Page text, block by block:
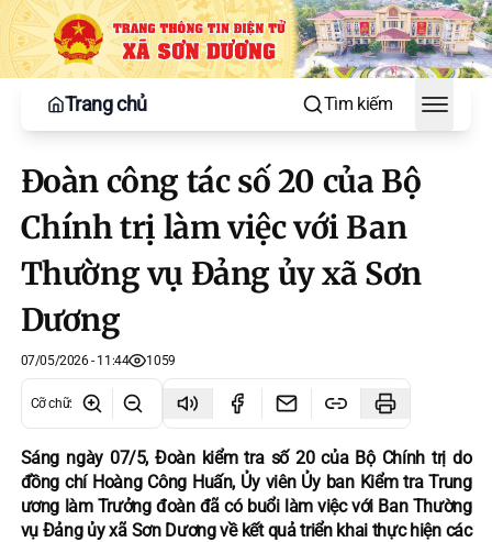
Trang chủ Tìm kiếm
Toggle
Đoàn công tác số 20 của Bộ
Chính trị làm việc với Ban
Thường vụ Đảng ủy xã Sơn
Dương
07/05/2026 - 11:44 1059
Cỡ chữ:
Sáng ngày 07/5, Đoàn kiểm tra số 20 của Bộ Chính trị do
đồng chí Hoàng Công Huấn, Ủy viên Ủy ban Kiểm tra Trung
ương làm Trưởng đoàn đã có buổi làm việc với Ban Thường
vụ Đảng ủy xã Sơn Dương về kết quả triển khai thực hiện các